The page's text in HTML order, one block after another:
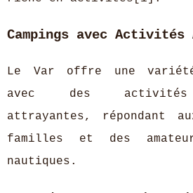
Campings avec Activités
Le Var offre une variété
avec des activités
attrayantes, répondant
familles et des
nautiques.